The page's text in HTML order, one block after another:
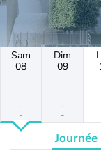
Sam
08
-
-
Dim
09
-
-
Journée